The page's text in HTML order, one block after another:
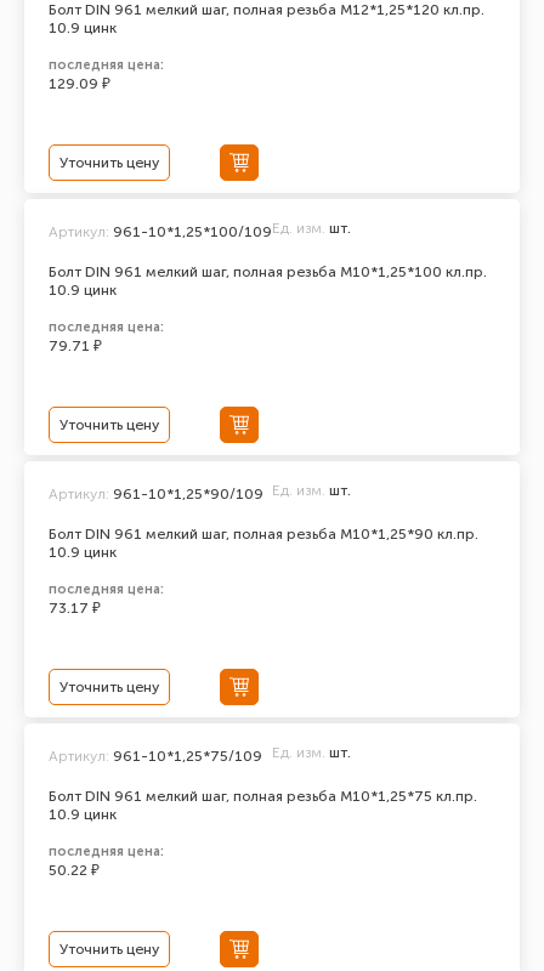
Болт DIN 961 мелкий шаг, полная резьба M12*1,25*120 кл.пр.
10.9 цинк
последняя цена:
129.09 ₽
Уточнить цену
Болт DIN 961 мелкий шаг, полная резьба M10*1,25*100 кл.пр.
10.9 цинк
Артикул: 961-10*1,25*100/109Ед. изм. шт.
последняя цена:
79.71 ₽
Уточнить цену
Болт DIN 961 мелкий шаг, полная резьба M10*1,25*90 кл.пр.
10.9 цинк
Артикул: 961-10*1,25*90/109 Ед. изм. шт.
последняя цена:
73.17 ₽
Уточнить цену
Болт DIN 961 мелкий шаг, полная резьба M10*1,25*75 кл.пр.
10.9 цинк
Артикул: 961-10*1,25*75/109 Ед. изм. шт.
последняя цена:
50.22 ₽
Уточнить цену